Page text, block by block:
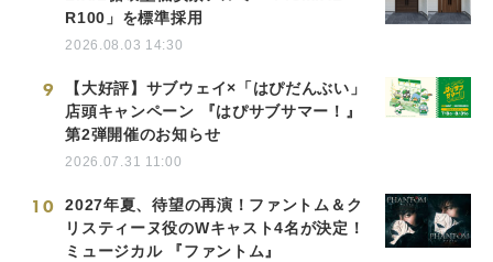
R100」を標準採用
2026.08.03 14:30
9
【大好評】サブウェイ×「はぴだんぶい」
店頭キャンペーン 『はぴサブサマー！』
第2弾開催のお知らせ
2026.07.31 11:00
10
2027年夏、待望の再演！ファントム＆ク
リスティーヌ役のWキャスト4名が決定！
ミュージカル 『ファントム』